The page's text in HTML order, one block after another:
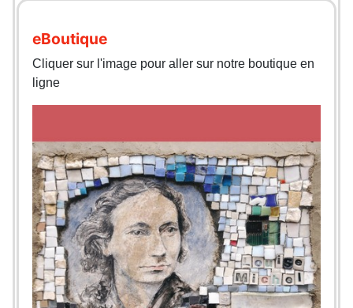
eBoutique
Cliquer sur l'image pour aller sur notre boutique en
ligne